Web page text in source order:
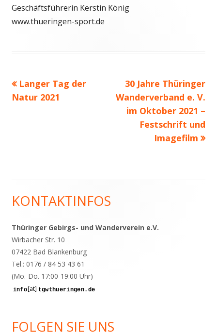
Geschäftsführerin Kerstin König
www.thueringen-sport.de
Beitragsnavigation
Vorheriger
Beitrag:
Langer Tag der
Natur 2021
Nächster
Beitrag
30 Jahre Thüringer
Wanderverband e. V.
im Oktober 2021 –
Festschrift und
Imagefilm
Haupt-
Seitenleiste
KONTAKTINFOS
Thüringer Gebirgs- und Wanderverein e.V.
Wirbacher Str. 10
07422 Bad Blankenburg
Tel.: 0176 / 84 53 43 61
(Mo.-Do. 17:00-19:00 Uhr)
[at]
FOLGEN SIE UNS